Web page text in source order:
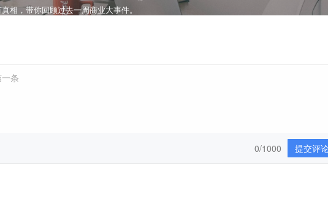
相，带你回顾过去一周商业大事件。
条
提交评
0/1000